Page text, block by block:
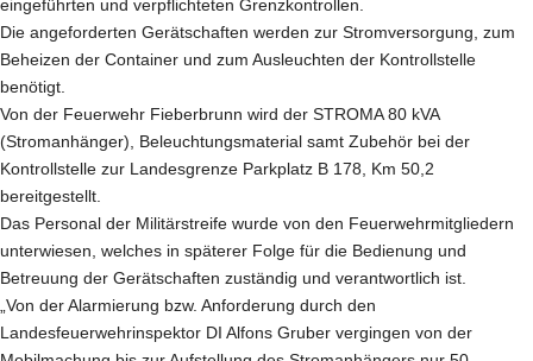
eingeführten und verpflichteten Grenzkontrollen.
Die angeforderten Gerätschaften werden zur Stromversorgung, zum
Beheizen der Container und zum Ausleuchten der Kontrollstelle
benötigt.
Von der Feuerwehr Fieberbrunn wird der STROMA 80 kVA
(Stromanhänger), Beleuchtungsmaterial samt Zubehör bei der
Kontrollstelle zur Landesgrenze Parkplatz B 178, Km 50,2
bereitgestellt.
Das Personal der Militärstreife wurde von den Feuerwehrmitgliedern
unterwiesen, welches in späterer Folge für die Bedienung und
Betreuung der Gerätschaften zuständig und verantwortlich ist.
„Von der Alarmierung bzw. Anforderung durch den
Landesfeuerwehrinspektor DI Alfons Gruber vergingen von der